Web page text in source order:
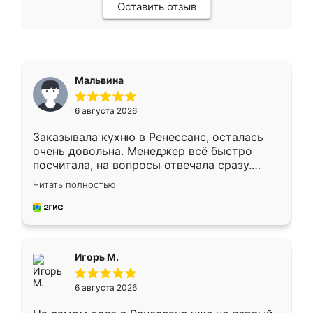
Оставить отзыв
Мальвина
6 августа 2026
Заказывала кухню в Ренессанс, осталась
очень довольна. Менеджер всё быстро
посчитала, на вопросы отвечала сразу.
Замерщик приехал в субботу, подошёл к
делу со всей ответственностью. Собрали
за день, ребята работали аккуратно, даже
Читать полностью
Игорь М.
6 августа 2026